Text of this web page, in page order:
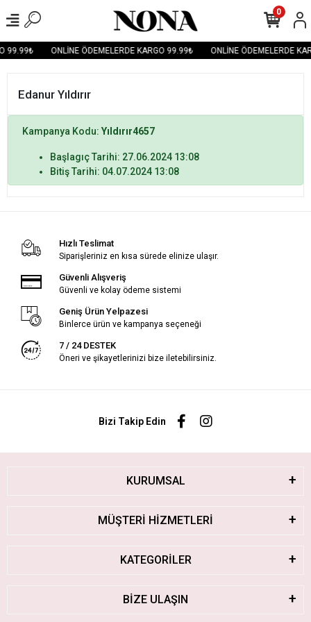
99.99₺ ONLİNE ÖDEMELERDE KARGO 99.99₺ ONLİNE ÖDEMELERDE
0
Edanur Yıldırır
Kampanya Kodu: Yıldırır4657
Başlagıç Tarihi: 27.06.2024 13:08
Bitiş Tarihi: 04.07.2024 13:08
Hızlı Teslimat
Siparişleriniz en kısa sürede elinize ulaşır.
Güvenli Alışveriş
Güvenli ve kolay ödeme sistemi
Geniş Ürün Yelpazesi
Binlerce ürün ve kampanya seçeneği
7 / 24 DESTEK
Öneri ve şikayetlerinizi bize iletebilirsiniz.
Bizi Takip Edin
KURUMSAL
MÜŞTERİ HİZMETLERİ
KATEGORİLER
BİZE ULAŞIN